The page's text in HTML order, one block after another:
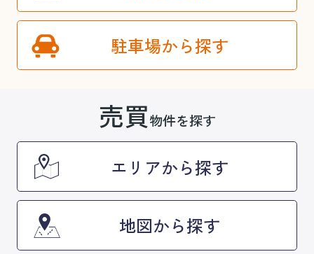
駐車場から探す
売買物件を探す
エリアから探す
地図から探す